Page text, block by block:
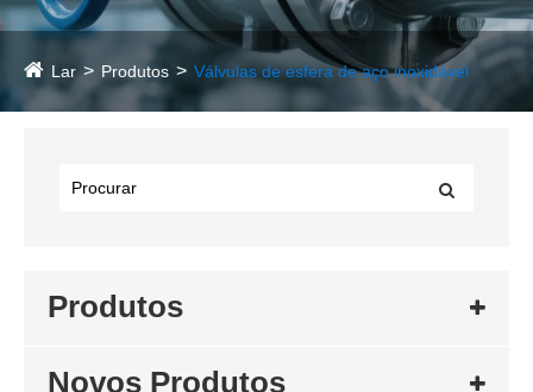
Lar Produtos Válvulas de esfera de aço inoxidável
Produtos
Novos Produtos